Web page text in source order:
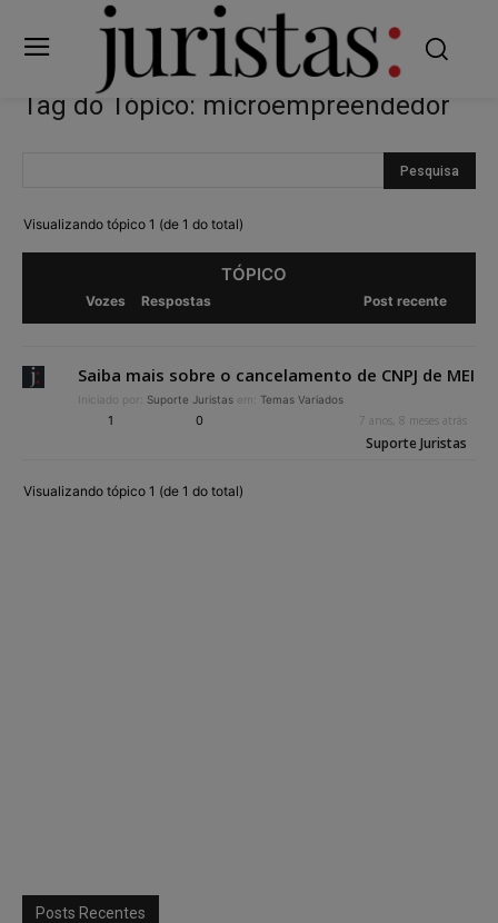
Tag do Tópico: microempreendedor
Visualizando tópico 1 (de 1 do total)
TÓPICO
Vozes Respostas Post recente
Saiba mais sobre o cancelamento de CNPJ de MEI
Iniciado por: Suporte Juristas em: Temas Variados
1 0 7 anos, 8 meses atrás
Suporte Juristas
Visualizando tópico 1 (de 1 do total)
Posts Recentes